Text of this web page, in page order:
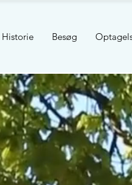
Historie Besøg